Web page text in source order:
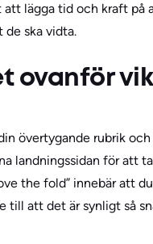
lägga tid och kraft
ska vidta.
ovanför
övertygande rubrik
landningssidan för att
the fold” innebär att
att det är synligt så